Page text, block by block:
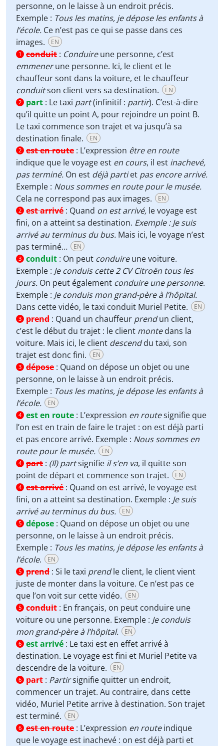
personne, on le laisse à un endroit précis.
Exemple : Tous les matins, je dépose les enfants à
l’école. Ce n’est pas ce qui se passe dans ces
images.
EN
1 conduit : Conduireune personne, c’est
emmenerune personne. Ici, le client et le
chauffeur sont dans la voiture, et le chauffeur
conduitson client vers sa destination. EN
2 part : Le taxi part(infinitif : partir). C’est-à-dire
qu’il quitte un point A, pour rejoindre un point B.
Le taxi commence son trajet et va jusqu’à sa
destination finale.
EN
2 est en route : L’expression être en route
indique que le voyage est en cours, il est inachevé,
pas terminé. On est déjà partiet pas encore arrivé.
Exemple : Nous sommes en route pour le musée.
Cela ne correspond pas aux images.
EN
2 est arrivé : Quand on est arrivé, le voyage est
fini, on a atteint sa destination. Exemple : Je suis
arrivé au terminus du bus. Mais ici, le voyage n’est
pas terminé…
EN
3 conduit : On peut conduireune voiture.
Exemple : Je conduis cette 2 CV Citroën tous les
jours. On peut également conduire une personne.
Exemple : Je conduis mon grand-père à l’hôpital.
Dans cette vidéo, le taxi conduit Muriel Petite.
EN
3 prend : Quand un chauffeur prendun client,
c’est le début du trajet : le client montedans la
voiture. Mais ici, le client descenddu taxi, son
trajet est donc fini.
EN
3 dépose : Quand on dépose un objet ou une
personne, on le laisse à un endroit précis.
Exemple : Tous les matins, je dépose les enfants à
l’école.
EN
4 est en route : L’expression en routesignifie que
l’on est en train de faire le trajet : on est déjà parti
et pas encore arrivé. Exemple : Nous sommes en
route pour le musée.
EN
4 part : (Il) partsignifie il s’en va, il quitte son
point de départ et commence son trajet.
EN
4 est arrivé : Quand on est arrivé, le voyage est
fini, on a atteint sa destination. Exemple : Je suis
arrivé au terminus du bus.
EN
5 dépose : Quand on dépose un objet ou une
personne, on le laisse à un endroit précis.
Exemple : Tous les matins, je dépose les enfants à
l’école. EN
5 prend : Si le taxi prendle client, le client vient
juste de monter dans la voiture. Ce n’est pas ce
que l’on voit sur cette vidéo.
EN
5 conduit : En français, on peut conduire une
voiture ou une personne. Exemple : Je conduis
mon grand-père à l’hôpital.
EN
6 est arrivé : Le taxi est en effet arrivé à
destination. Le voyage est fini et Muriel Petite va
descendre de la voiture.
EN
6 part : Partirsignifie quitter un endroit,
commencer un trajet. Au contraire, dans cette
vidéo, Muriel Petite arrive à destination. Son trajet
est terminé.
EN
6 est en route : L’expression en routeindique
que le voyage est inachevé : on est déjà parti et